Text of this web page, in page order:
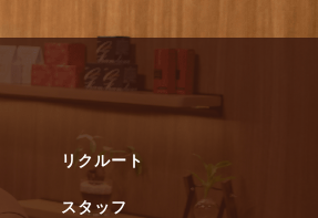
リクルート
スタッフ